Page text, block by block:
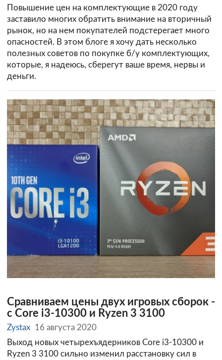
Повышение цен на комплектующие в 2020 году
заставило многих обратить внимание на вторичный
рынок, но на нем покупателей подстерегает много
опасностей. В этом блоге я хочу дать несколько
полезных советов по покупке б/у комплектующих,
которые, я надеюсь, сберегут ваше время, нервы и
деньги.
Сравниваем цены двух игровых сборок -
c Core i3-10300 и Ryzen 3 3100
Zystax 16 августа 2020
Выход новых четырехъядерников Core i3-10300 и
Ryzen 3 3100 сильно изменил расстановку сил в